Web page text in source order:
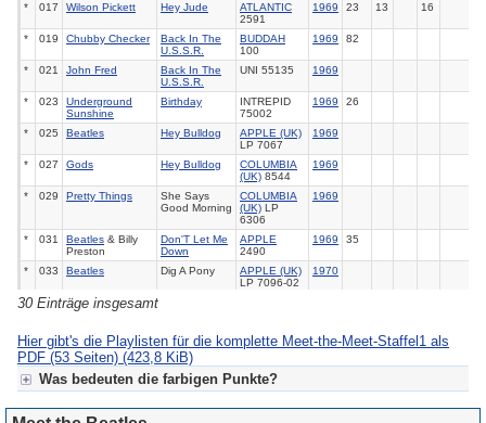
* 017 Wilson Pickett Hey Jude
ATLANTIC
2591
1969 23 13 16
* 019 Chubby Checker
Back In The
U.S.S.R.
BUDDAH
100
1969 82
* 021 John Fred
Back In The
U.S.S.R.
UNI 55135 1969
* 023
Underground
Sunshine
Birthday
INTREPID
75002
1969 26
* 025 Beatles Hey Bulldog
APPLE (UK)
LP 7067
1969
* 027 Gods Hey Bulldog
COLUMBIA
(UK) 8544
1969
* 029 Pretty Things
She Says
Good Morning
COLUMBIA
(UK) LP
6306
1969
* 031 Beatles & Billy
Preston
Don'T Let Me
Down
APPLE
2490
1969 35
* 033 Beatles Dig A Pony
APPLE (UK)
LP 7096-02
1970
* 035 Cream
* 037 Beatles
Ballad Of
John & Yoko
APPLE
5786
1969 8 1
* 039 Beatles
Old Brown
Shoe
APPLE
5786
1969
The Plastic Ono
Chance
1809
30 Einträge insgesamt
Hier gibt's die Playlisten für die komplette Meet-the-Meet-Staffel1 als
PDF (53 Seiten) (423,8 KiB)
Was bedeuten die farbigen Punkte?
Für Meet the Beat(les):